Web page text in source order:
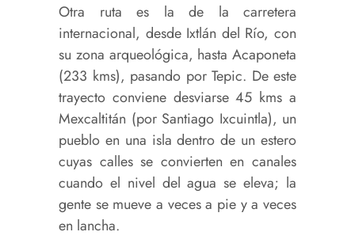
Otra ruta es la de la carretera
internacional, desde Ixtlán del Río, con
su zona arqueológica, hasta Acaponeta
(233 kms), pasando por Tepic. De este
trayecto conviene desviarse 45 kms a
Mexcaltitán (por Santiago Ixcuintla), un
pueblo en una isla dentro de un estero
cuyas calles se convierten en canales
cuando el nivel del agua se eleva; la
gente se mueve a veces a pie y a veces
en lancha.